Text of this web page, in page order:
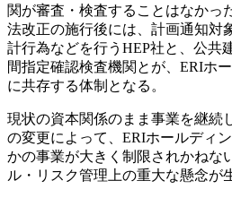
関が審査・検査することはなかっ
法改正の施行後には、計画通知対
計行為などを行うHEP社と、公共
間指定確認検査機関とが、ERIホ
に共存する体制となる。
現状の資本関係のまま事業を継続
の変更によって、ERIホールディ
かの事業が大きく制限されかねな
ル・リスク管理上の重大な懸念が